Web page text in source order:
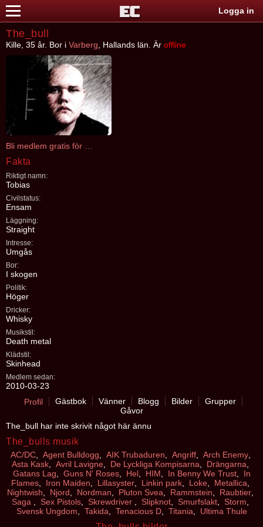
Logga in
The_bull
Kille, 35 år. Bor i Varberg , Hallands län. Är offline
Fakta
Riktigt namn:
Tobias
Civilstatus:
Ensam
Läggning:
Straight
Intresse:
Umgås
Bor:
I skogen
Politik:
Höger
Dricker:
Whisky
Musikstil:
Death metal
Klädstil:
Skinhead
Medlem sedan:
2010-03-23
Profil
Gästbok Vänner Blogg Bilder
Grupper
Gåvor
The_bull har inte skrivit något här ännu
The_bulls musik
AC/DC, Agent Bulldogg AIK Trubaduren Angriff, Arch Enemy,
Asta Kask
Avril Lavigne De Lyckliga Kompisarna Drängarna
Gatans Lag
Guns N' Roses, Hel, HIM In Benny We Trust, In
Flames
Iron Maiden Lillasyster Linkin park Loke Metallica
Nightwish
Njord Nordman Pluton Svea Rammstein Raubtier
Saga
Sex Pistols Skrewdriver Slipknot Smurfslakt Storm
Svensk Ungdom
Takida Tenacious D, Titania Ultima Thule